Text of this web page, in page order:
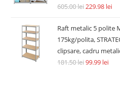
605.00lei229.98 lei
Raft metalic 5 polite
175kg/polita,
clipsare, cadru
181.50lei99.99 lei